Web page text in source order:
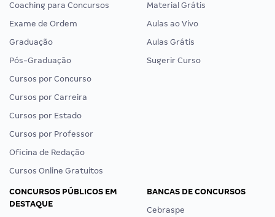
Coaching para Concursos
Exame de Ordem
Graduação
Pós-Graduação
Cursos por Concurso
Cursos por Carreira
Cursos por Estado
Cursos por Professor
Oficina de Redação
Cursos Online Gratuitos
Material Grátis
Aulas ao Vivo
Aulas Grátis
Sugerir Curso
CONCURSOS PÚBLICOS EM
DESTAQUE
BANCAS DE CONCURSOS
Cebraspe